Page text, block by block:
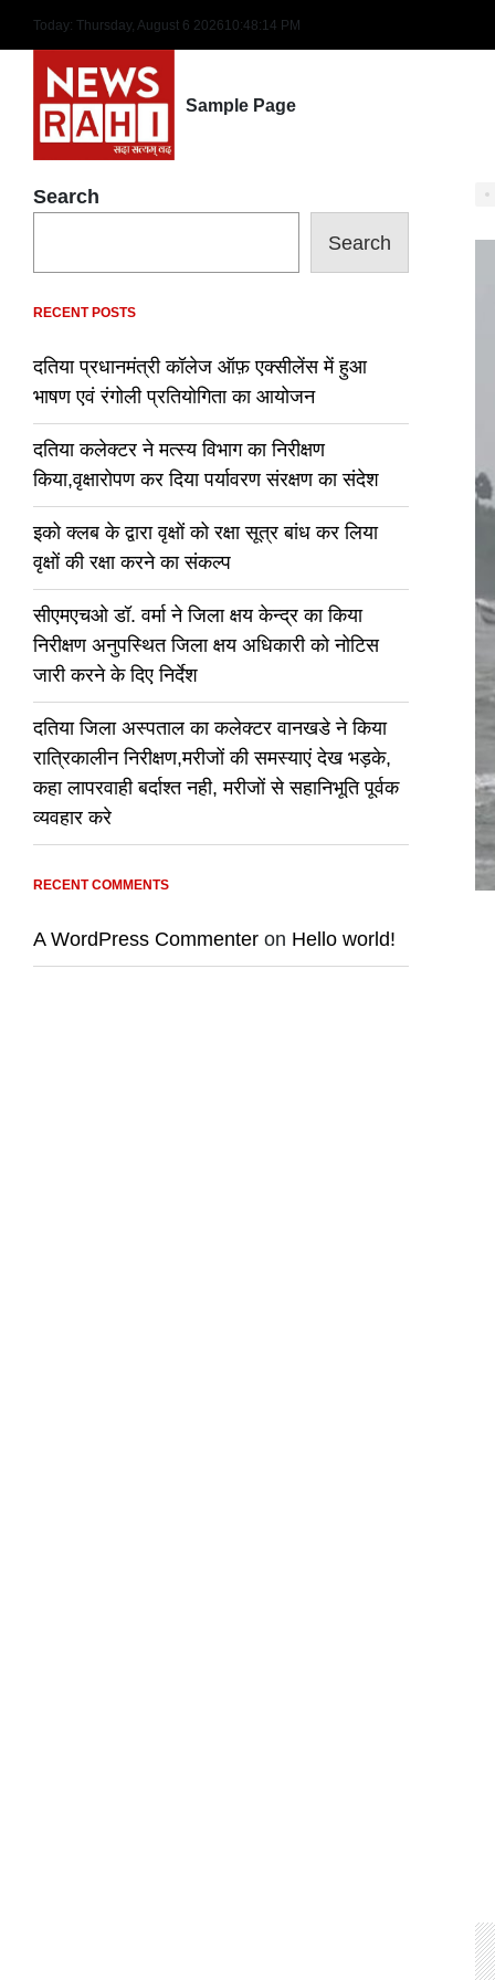
content
Today: Thursday, August 6 202610:48:15 PM
Sample Page
Search
Search
RECENT POSTS
दतिया प्रधानमंत्री कॉलेज ऑफ़ एक्सीलेंस में हुआ
भाषण एवं रंगोली प्रतियोगिता का आयोजन
दतिया कलेक्टर ने मत्स्य विभाग का निरीक्षण
किया,वृक्षारोपण कर दिया पर्यावरण संरक्षण का संदेश
इको क्लब के द्वारा वृक्षों को रक्षा सूत्र बांध कर लिया
वृक्षों की रक्षा करने का संकल्प
सीएमएचओ डॉ. वर्मा ने जिला क्षय केन्द्र का किया
निरीक्षण अनुपस्थित जिला क्षय अधिकारी को नोटिस
जारी करने के दिए निर्देश
दतिया जिला अस्पताल का कलेक्टर वानखडे ने किया
रात्रिकालीन निरीक्षण,मरीजों की समस्याएं देख भड़के,
कहा लापरवाही बर्दाश्त नही, मरीजों से सहानिभूति पूर्वक
व्यवहार करे
RECENT COMMENTS
A WordPress Commenter on Hello world!